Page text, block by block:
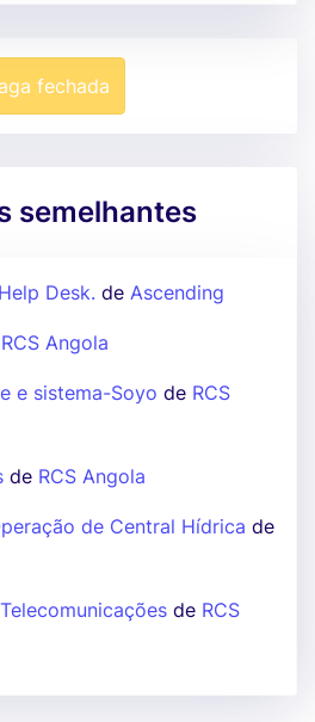
fechada
semelhantes
Desk. de Ascending
RCS Angola
e sistema-Soyo de RCS
de RCS Angola
de Central Hídrica de
de RCS